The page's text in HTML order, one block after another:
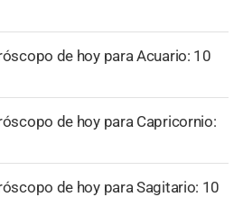
de hoy para Acuario: 10
de hoy para Capricornio:
de hoy para Sagitario: 10